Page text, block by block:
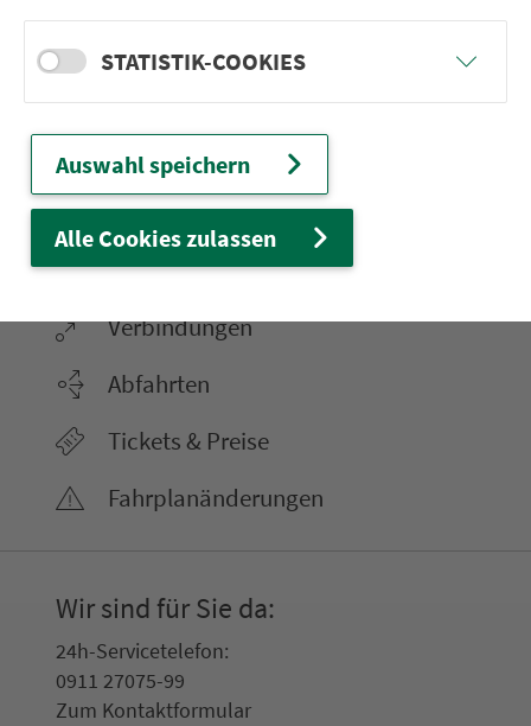
Nürn­berg
22.000 Qua­drat­ki­lo­me­ter. 130 Ver­kehrs­un­
ter­neh­men. 1.100 Linien. Eine Fahr­kar­te.
Ver­bin­dungen
Abfahrten
Tickets & Preise
Fahr­plan­ände­rungen
Wir sind für Sie da:
24h-Ser­vice­te­le­fon:
0911 27075-99
Zum Kon­taktformular
STATISTIK-COOKIES
Auswahl speichern
Alle Cookies zulassen